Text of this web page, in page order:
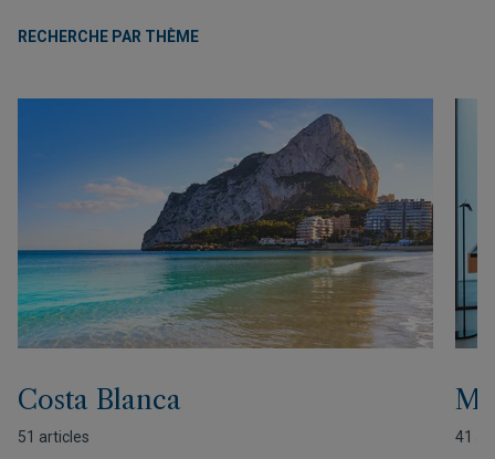
RECHERCHE PAR THÈME
Costa Blanca
51 articles 41